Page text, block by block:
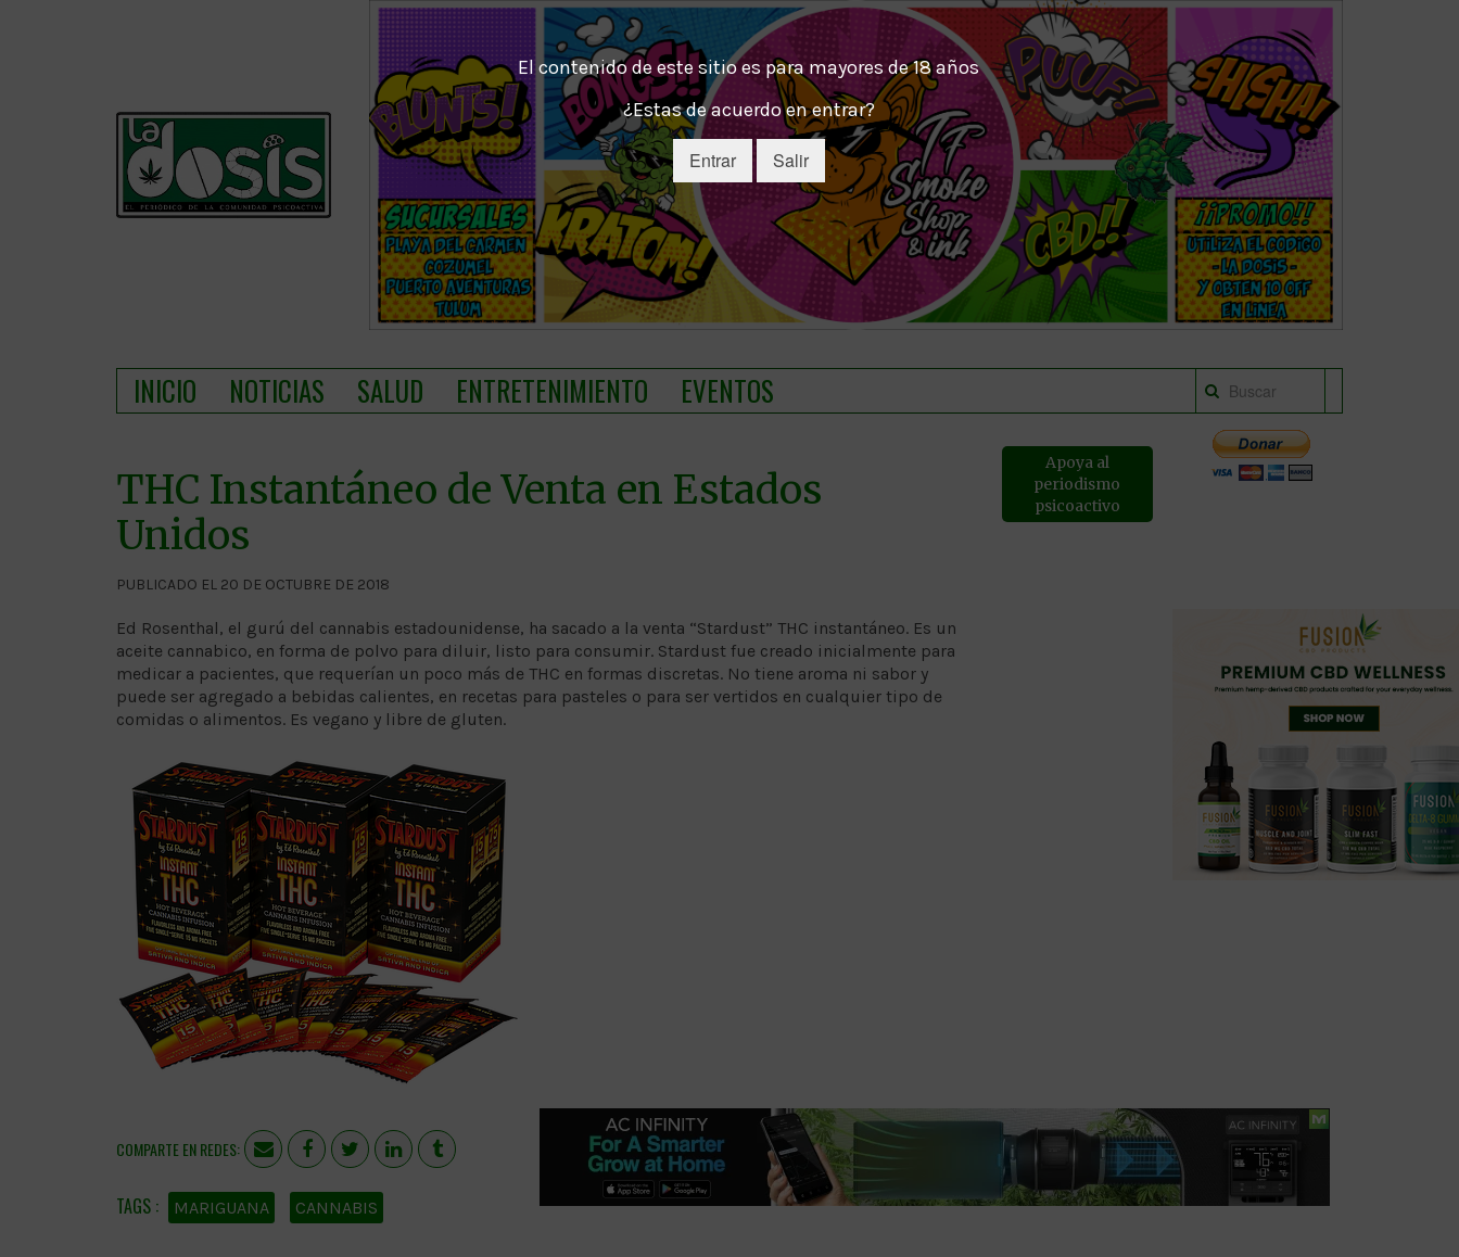
El contenido de este sitio es para mayores de 18 años
¿Estas de acuerdo en entrar?
Entrar Salir
INICIO NOTICIAS SALUD ENTRETENIMIENTO EVENTOS
THC Instantáneo de Venta en Estados
Unidos
PUBLICADO EL 20 DE OCTUBRE DE 2018
Ed Rosenthal, el gurú del cannabis estadounidense, ha sacado a la venta “Stardust” THC instantáneo. Es un
aceite cannabico, en forma de polvo para diluir, listo para consumir. Stardust fue creado inicialmente para
medicar a pacientes, que requerían un poco más de THC en formas discretas. No tiene aroma ni sabor y
puede ser agregado a bebidas calientes, en recetas para pasteles o para ser vertidos en cualquier tipo de
comidas o alimentos. Es vegano y libre de gluten.
COMPARTE EN REDES:
MARIGUANA CANNABIS
Apoya al
periodismo
psicoactivo